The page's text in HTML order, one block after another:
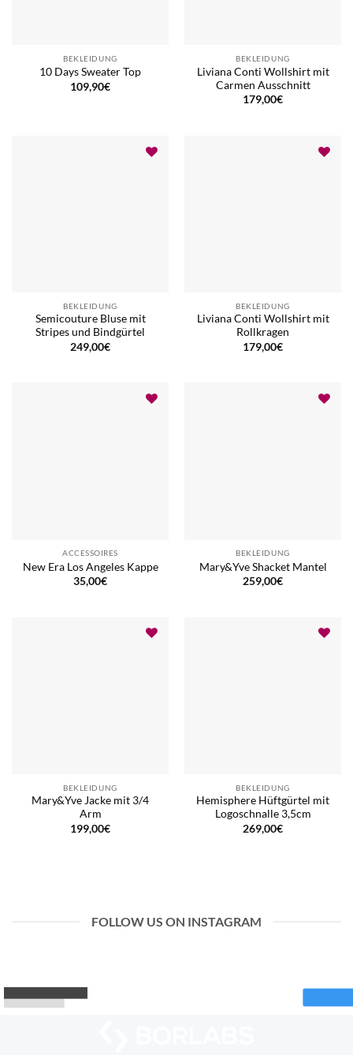
BEKLEIDUNG
10 Days Sweater Top
109,90€
BEKLEIDUNG
Liviana Conti Wollshirt mit
Carmen Ausschnitt
179,00€
BEKLEIDUNG
Semicouture Bluse mit
Stripes und Bindgürtel
249,00€
BEKLEIDUNG
Liviana Conti Wollshirt mit
Rollkragen
179,00€
ACCESSOIRES
New Era Los Angeles Kappe
35,00€
BEKLEIDUNG
Mary&Yve Shacket Mantel
259,00€
BEKLEIDUNG
Mary&Yve Jacke mit 3/4
Arm
199,00€
BEKLEIDUNG
Hemisphere Hüftgürtel mit
Logoschnalle 3,5cm
269,00€
FOLLOW US ON INSTAGRAM